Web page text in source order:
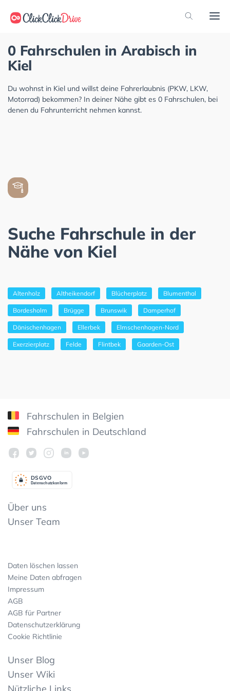
0 Fahrschulen in Arabisch in
Kiel
Du wohnst in Kiel und willst deine Fahrerlaubnis (PKW, LKW,
Motorrad) bekommen? In deiner Nähe gibt es 0 Fahrschulen, bei
denen du Fahrunterricht nehmen kannst.
Suche Fahrschule in der
Nähe von Kiel
Altenholz Altheikendorf Blücherplatz Blumenthal
Bordesholm Brügge Brunswik Damperhof
Dänischenhagen Ellerbek Elmschenhagen-Nord
Exerzierplatz Felde Flintbek Gaarden-Ost
Fahrschulen in Belgien
Fahrschulen in Deutschland
Datenschutzkonform
DSGVO
Über uns
Unser Team
Daten löschen lassen
Meine Daten abfragen
Impressum
AGB
AGB für Partner
Datenschutzerklärung
Cookie Richtlinie
Unser Blog
Unser Wiki